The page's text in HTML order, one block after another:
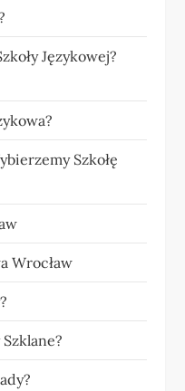
Językowej?
Szkołę
Wrocław